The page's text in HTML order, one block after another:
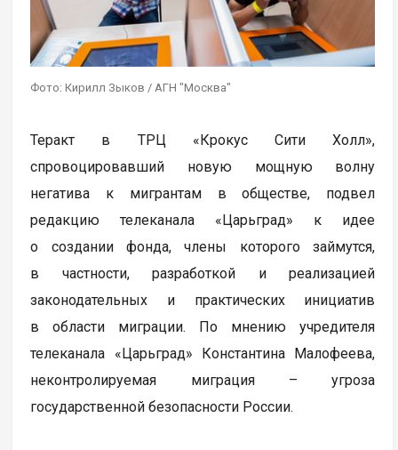
Фото: Кирилл Зыков / АГН "Москва"
Теракт в ТРЦ «Крокус Cити Холл»,
спровоцировавший новую мощную волну
негатива к мигрантам в обществе, подвел
редакцию телеканала «Царьград» к идее
о создании фонда, члены которого займутся,
в частности, разработкой и реализацией
законодательных и практических инициатив
в области миграции. По мнению учредителя
телеканала «Царьград» Константина Малофеева,
неконтролируемая миграция – угроза
государственной безопасности России.